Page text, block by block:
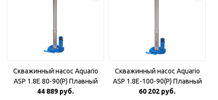
Скважинный насос Aquario
ASP 1.8E 80-90(P) Плавный
пуск
44 889 руб.
Скважинный насос Aquario
ASP 1.8E-100-90(P) Плавный
пуск
60 202 руб.